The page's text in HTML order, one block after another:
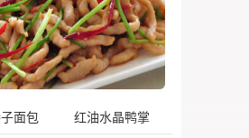
面包 红油水晶鸭掌